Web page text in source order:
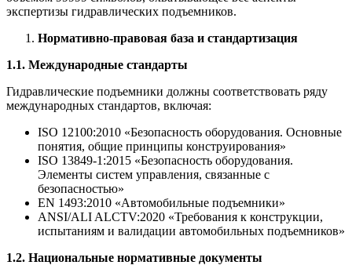
экспертизы гидравлических подъемников.
Нормативно-правовая база и стандартизация
1.1. Международные стандарты
Гидравлические подъемники должны соответствовать ряду
международных стандартов, включая:
ISO 12100:2010 «Безопасность оборудования. Основные
понятия, общие принципы конструирования»
ISO 13849-1:2015 «Безопасность оборудования.
Элементы систем управления, связанные с
безопасностью»
EN 1493:2010 «Автомобильные подъемники»
ANSI/ALI ALCTV:2020 «Требования к конструкции,
испытаниям и валидации автомобильных подъемников»
1.2. Национальные нормативные документы